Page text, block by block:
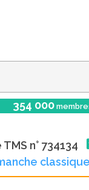
354 000
n° 734134